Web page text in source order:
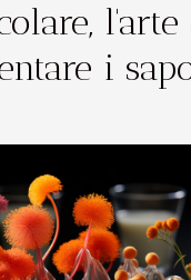
l'arte
i